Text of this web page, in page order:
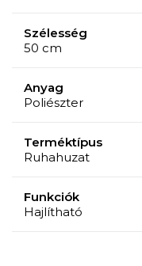
Szélesség
50 cm
Anyag
Poliészter
Terméktípus
Ruhahuzat
Funkciók
Hajlítható